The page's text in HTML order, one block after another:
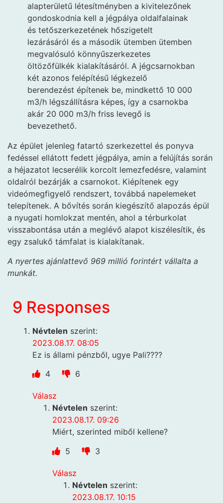
alapterületű létesítményben a kivitelezőnek
gondoskodnia kell a jégpálya oldalfalainak
és tetőszerkezetének hőszigetelt
lezárásáról és a második ütemben ütemben
megvalósuló könnyűszerkezetes
öltözőfülkék kialakításáról. A jégcsarnokban
két azonos felépítésű légkezelő
berendezést építenek be, mindkettő 10 000
m3/h légszállításra képes, így a csarnokba
akár 20 000 m3/h friss levegő is
bevezethető.
Az épület jelenleg fatartó szerkezettel és ponyva
fedéssel ellátott fedett jégpálya, amin a felújítás során
a héjazatot lecserélik korcolt lemezfedésre, valamint
oldalról bezárják a csarnokot. Kiépítenek egy
videómegfigyelő rendszert, továbbá napelemeket
telepítenek. A bővítés során kiegészítő alapozás épül
a nyugati homlokzat mentén, ahol a térburkolat
visszabontása után a meglévő alapot kiszélesítik, és
egy zsalukő támfalat is kialakítanak.
A nyertes ajánlattevő 969 millió forintért vállalta a
munkát.
9 Responses
Névtelen szerint:
2023.08.17. 08:05
Ez is állami pénzből, ugye Pali????
4
6
Válasz
Névtelen szerint:
2023.08.17. 09:26
Miért, szerinted miből kellene?
5
3
Válasz
Névtelen szerint:
2023.08.17. 10:15